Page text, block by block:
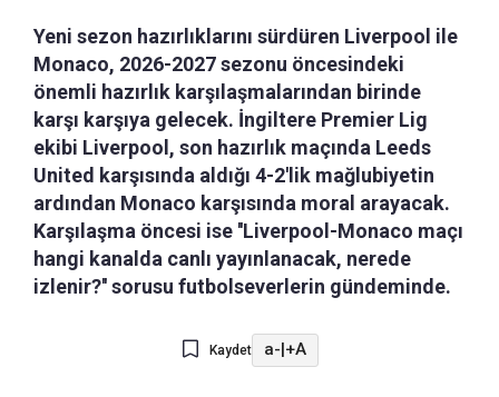
Yeni sezon hazırlıklarını sürdüren Liverpool ile
Monaco, 2026-2027 sezonu öncesindeki
önemli hazırlık karşılaşmalarından birinde
karşı karşıya gelecek. İngiltere Premier Lig
ekibi Liverpool, son hazırlık maçında Leeds
United karşısında aldığı 4-2'lik mağlubiyetin
ardından Monaco karşısında moral arayacak.
Karşılaşma öncesi ise ''Liverpool-Monaco maçı
hangi kanalda canlı yayınlanacak, nerede
izlenir?'' sorusu futbolseverlerin gündeminde.
Kaydet a-|+A